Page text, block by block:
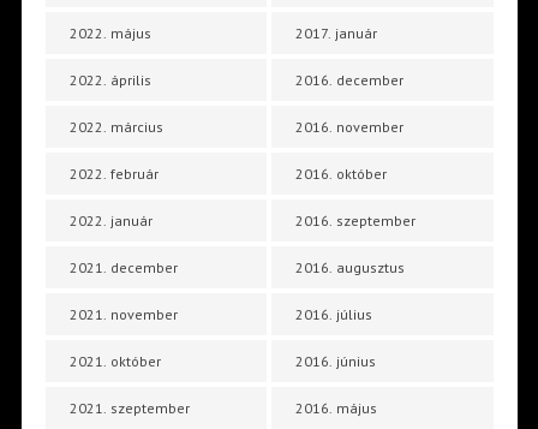
2022. május
2022. április
2022. március
2022. február
2022. január
2021. december
2021. november
2021. október
2021. szeptember
2017. január
2016. december
2016. november
2016. október
2016. szeptember
2016. augusztus
2016. július
2016. június
2016. május